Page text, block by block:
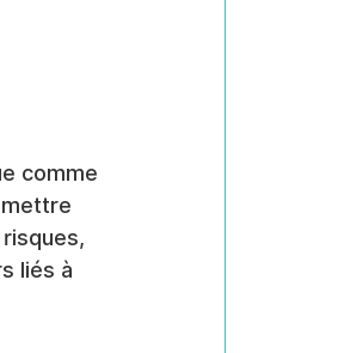
comme
liés à